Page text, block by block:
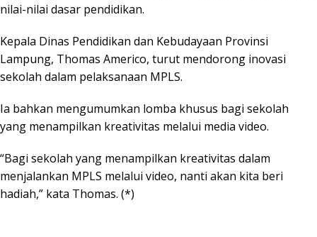
nilai-nilai dasar pendidikan.
Kepala Dinas Pendidikan dan Kebudayaan Provinsi
Lampung, Thomas Americo, turut mendorong inovasi
sekolah dalam pelaksanaan MPLS.
Ia bahkan mengumumkan lomba khusus bagi sekolah
yang menampilkan kreativitas melalui media video.
“Bagi sekolah yang menampilkan kreativitas dalam
menjalankan MPLS melalui video, nanti akan kita beri
hadiah,” kata Thomas. (*)